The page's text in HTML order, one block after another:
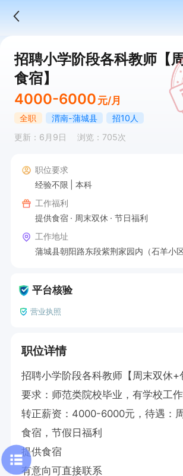
招聘小学阶段各科教师【
食宿】
4000-6000 元/月
全职 渭南-蒲城县
招10人
更新：6月9日
浏览：705次
职位要求
经验不限
本科
工作福利
提供食宿
周末双休
节日福利
工作地址
蒲城县朝阳路东段紫荆家园内（石羊小
平台核验
营业执照
职位详情
招聘小学阶段各科教师【周末双休+
要求：师范类院校毕业，有学校工
转正薪资：4000-6000元，待遇：
食宿，节假日福利
提供食宿
有意向可直接联系